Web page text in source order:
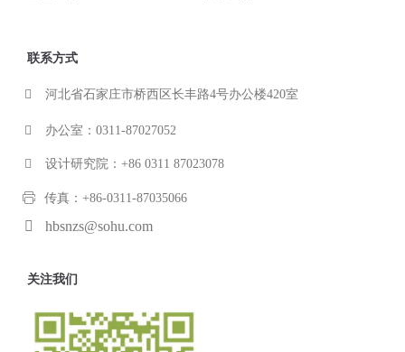
联系方式
河北省石家庄市桥西区长丰路4号办公楼420室
办公室：0311-87027052
设计研究院：+86 0311 87023078
传真：+86-0311-87035066
hbsnzs@sohu.com
关注我们